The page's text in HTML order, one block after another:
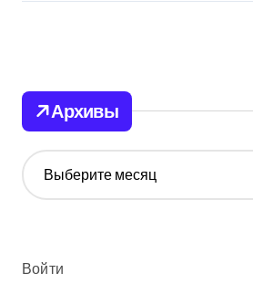
Архивы
А
р
ы
Войти